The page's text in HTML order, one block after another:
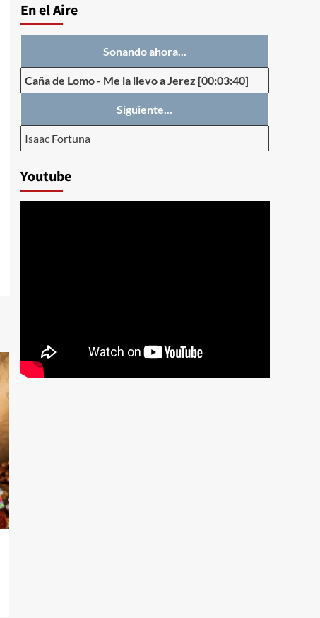
En el Aire
Sonando ahora...
Caña de Lomo- Me la llevo a Jerez [00:03:40]
Siguiente...
Isaac Fortuna
Youtube